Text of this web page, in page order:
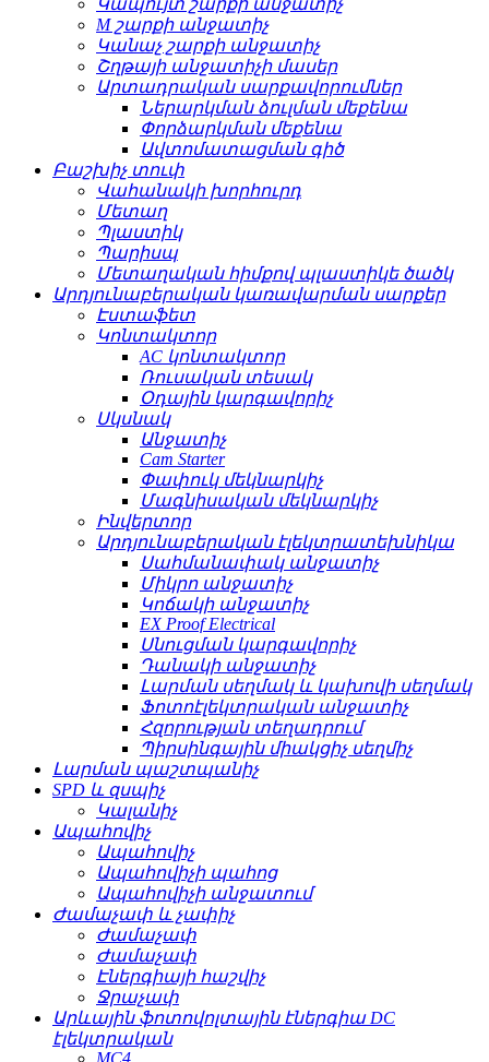
Կապույտ շարքի անջատիչ
M շարքի անջատիչ
Կանաչ շարքի անջատիչ
Շղթայի անջատիչի մասեր
Արտադրական սարքավորումներ
Ներարկման ձուլման մեքենա
Փորձարկման մեքենա
Ավտոմատացման գիծ
Բաշխիչ տուփ
Վահանակի խորհուրդ
Մետաղ
Պլաստիկ
Պարիսպ
Մետաղական հիմքով պլաստիկե ծածկ
Արդյունաբերական կառավարման սարքեր
Էստաֆետ
Կոնտակտոր
AC կոնտակտոր
Ռուսական տեսակ
Օդային կարգավորիչ
Սկսնակ
Անջատիչ
Cam Starter
Փափուկ մեկնարկիչ
Մագնիսական մեկնարկիչ
Ինվերտոր
Արդյունաբերական էլեկտրատեխնիկա
Սահմանափակ անջատիչ
Միկրո անջատիչ
Կոճակի անջատիչ
EX Proof Electrical
Սնուցման կարգավորիչ
Դանակի անջատիչ
Լարման սեղմակ և կախովի սեղմակ
Ֆոտոէլեկտրական անջատիչ
Հզորության տեղադրում
Պիրսինգային միակցիչ սեղմիչ
Լարման պաշտպանիչ
SPD և զսպիչ
Կալանիչ
Ապահովիչ
Ապահովիչ
Ապահովիչի պահոց
Ապահովիչի անջատում
Ժամաչափ և չափիչ
Ժամաչափ
Ժամաչափ
Էներգիայի հաշվիչ
Ջրաչափ
Արևային ֆոտովոլտային էներգիա DC
էլեկտրական